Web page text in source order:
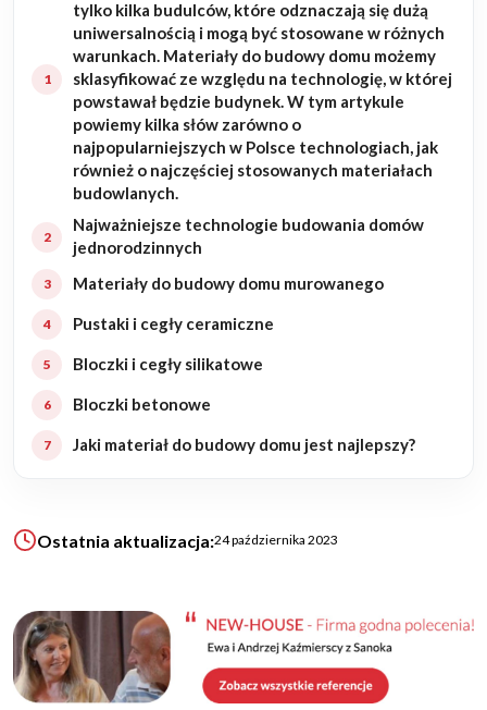
Rezydencje
Rozbudowa
Remonty
Budynki biurowe
Realizacje
Filmy
Ogrody
O NAS
ZAPISZ SIĘ
tylko kilka budulców, które odznaczają się dużą
uniwersalnością i mogą być stosowane w różnych
warunkach. Materiały do budowy domu możemy
sklasyfikować ze względu na technologię, w której
powstawał będzie budynek. W tym artykule
powiemy kilka słów zarówno o
najpopularniejszych w Polsce technologiach, jak
również o najczęściej stosowanych materiałach
budowlanych.
Najważniejsze technologie budowania domów
jednorodzinnych
Materiały do budowy domu murowanego
Pustaki i cegły ceramiczne
Bloczki i cegły silikatowe
Bloczki betonowe
Jaki materiał do budowy domu jest najlepszy?
Ostatnia aktualizacja:24 października 2023